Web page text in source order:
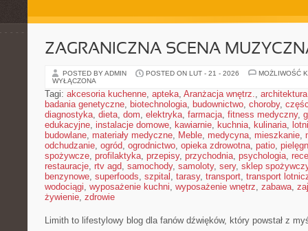
ZAGRANICZNA SCENA
POSTED BY ADMIN POSTED ON LUT - 21 - 2026
MOŻLIWOŚĆ
WYŁĄCZONA
Tagi: akcesoria kuchenne, apteka, Aranżacja wnętrz., architektura
badania genetyczne, biotechnologia, budownictwo, choroby,
diagnostyka, dieta, dom, elektryka, farmacja, fitness medyczny,
edukacyjne, instalacje domowe, kawiarnie, kuchnia, kulinaria,
budowlane, materiały medyczne, Meble, medycyna, mieszkanie,
odchudzanie, ogród, ogrodnictwo, opieka zdrowotna, patio,
spożywcze, profilaktyka, przepisy, przychodnia, psychologia,
restauracje, rtv agd, samochody, samoloty, sery, sklep
benzynowe, superfoods, szpital , tarasy, transport, transport
wodociągi, wyposażenie kuchni, wyposażenie wnętrz, zabawa,
żywienie, zdrowie
Limith to lifestylowy blog dla fanów dźwięków, który powstał z